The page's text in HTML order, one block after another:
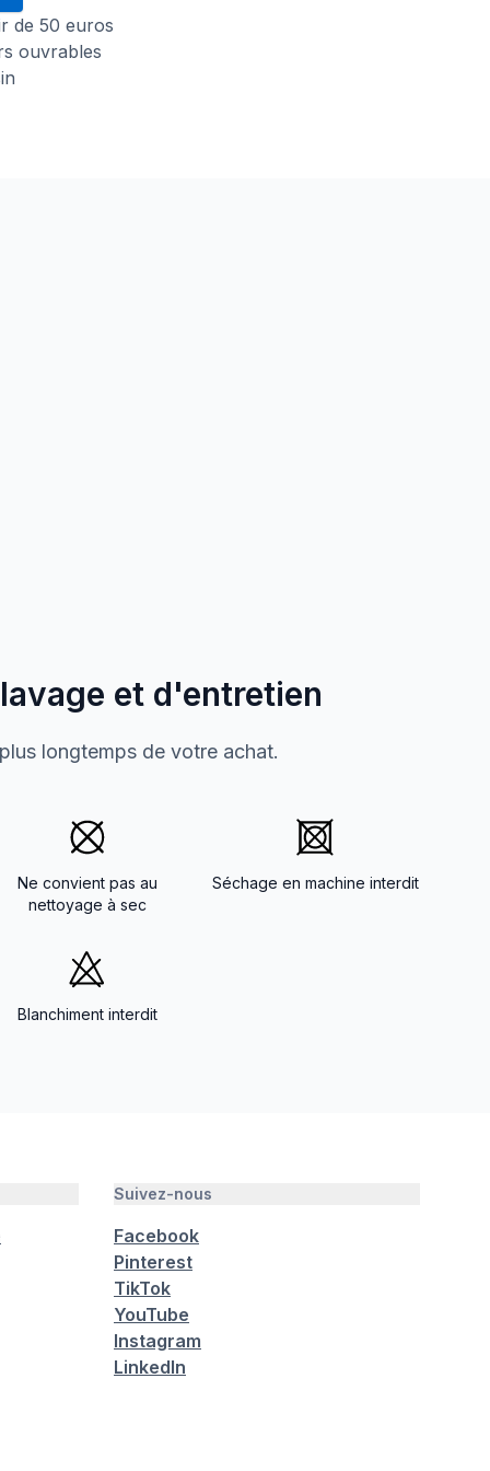
de 50 euros
ouvrables
et d'entretien
longtemps de votre achat.
Ne convient pas au
nettoyage à sec
Séchage en machine interdit
Blanchiment interdit
Suivez-nous
Facebook
Pinterest
TikTok
YouTube
Instagram
LinkedIn